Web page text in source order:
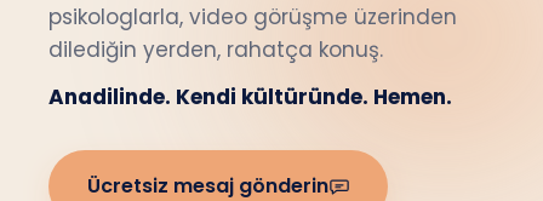
psikologlarla, video görüşme üzerinden
dilediğin yerden, rahatça konuş.
Anadilinde. Kendi kültüründe. Hemen.
Ücretsiz mesaj gönderin